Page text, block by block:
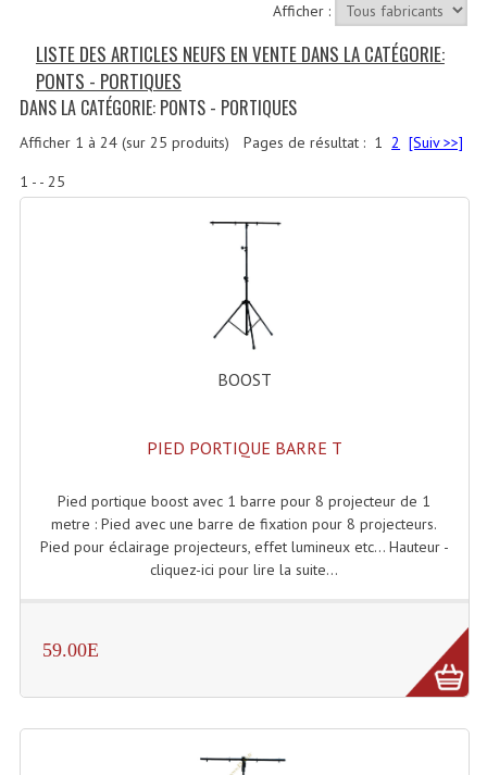
Recevoir Nos Promotions
Sonorisation
Accessoires Enceintes
Diamants
Selecteurs Audio Vidéo
Amplificateurs
Egaliseur Egaliseurs
Afficher :
LISTE DES ARTICLES NEUFS EN VENTE DANS LA CATÉGORIE:
PONTS - PORTIQUES
DANS LA CATÉGORIE: PONTS - PORTIQUES
Pages de résultat : 1 2 [Suiv >>]
Afficher 1 à 24(sur 25 produits)
1 - - 25
BOOST
PIED PORTIQUE BARRE T
Pied portique boost avec 1 barre pour 8 projecteur de 1
metre : Pied avec une barre de fixation pour 8 projecteurs.
Pied pour éclairage projecteurs, effet lumineux etc... Hauteur -
cliquez-ici pour lire la suite...
59.00E